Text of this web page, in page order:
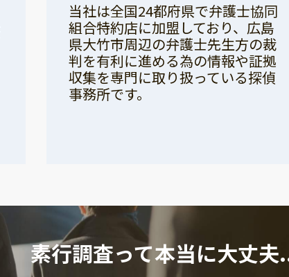
当社は全国24都府県で弁護士協同
組合特約店に加盟しており、広島
県大竹市周辺の弁護士先生方の裁
判を有利に進める為の情報や証拠
収集を専門に取り扱っている探偵
事務所です。
素行調査って本当に大丈夫